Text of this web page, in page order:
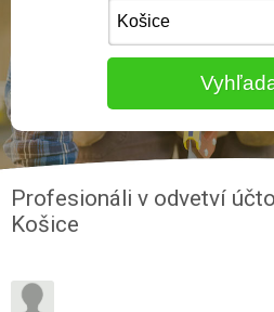
Profesionáli v odvetví
Košice